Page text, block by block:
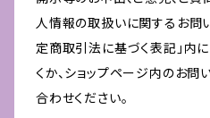
人情報の取扱いに関するお問
定商取引法に基づく表記」内
くか、ショップページ内のお問
合わせください。